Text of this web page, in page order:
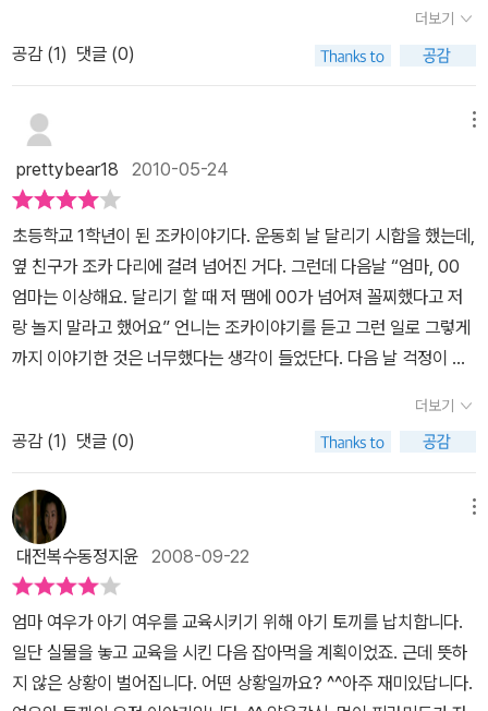
지 않습니다. 아무래도 아직 사냥이 서툴 테지요. 어미 여우가 이제껏
여러 ‘작은 들짐승’을 잡아서 저한테 고기(밥)를 내어주었을 텐데, ‘산
짝 마실을 다녀오기로 합니다. 어미 여우는 여러모로 할 일이 많거든
요. 새끼 여우가 새끼 토끼를 이래저래 다루다 보면 어느새 익숙해지
겠거니 여기면서 집을 비워요.엄마 토끼는 엉엉 울면서 집으로 돌아
왔어요. “그래, 다들 위험한 건 마찬가지야. 하지만 내 신세만큼 딱하
지는 않을 거야. 잠깐 한눈팔았다고 이런 끔찍한 일이 생기다니!” (15
쪽) 그런데 말이지요, 그림책 《도둑맞은 토끼》에서는 어미 여우가 생
각하지도 못하던 일이 생깁니다. 새끼 여우는 새끼 토끼를 잡아서 어
미처럼 ‘족치기’를 하고 싶은데 잘 안 되는데, 어느새 둘은 ‘잡기 놀
니다. 아니, 아이들은 모든 배움이 언제나 놀이예요. 놀면서 웃고, 놀
다가 배우고, 노는 사이에 노래하며, 노는 동안 무럭무럭 자라요.어느
새 둘은 깔깔거리며 잡기 놀이를 하고 있었어요. 그러다 떼굴떼굴 구
르기도 하고 … 그러다가 지쳐서 둘은 어깨동무를 하고 앉았어요. 그
때 엄마 여우가 산책을 마치고 돌아왔지요. “아니, 이게 어찌된 거야?
내가 헛것을 보고 있나? 내 아들이 토끼랑 친구처럼 앉아 있다니, 세
상에. 이런 창피한 일이 어디 있담!” (22∼25쪽) 어미 여우가 새끼
여우한테 토끼 사냥을 가르치려 할 즈음, 새끼를 잃은 어미 토끼는 어
떤 마음이 될까요? 어미 토끼는 살짝 한눈을 팔았다고 스스로 뉘우치
지만, 어미 토끼는 새끼 토끼가 먹을 밥을 챙기느라 새끼를 지켜보지
와 함께 여러 가지를헤아려 보게 만드는데... <도둑 맞은 토끼> 또한
예외는 아니여서 재미있는 내용과 그림들로 인해 우리아이가 신나게
즐겨 보게 만들기도 하지만,아기 여우와아기 토끼는 친구가 될 수 있
는 반면 어른 여우와 어른 토끼는 왜 친구가 될 수 없는지... 왜 밤에만
면... 어느 컴컴한 밤, 빨간 여우가 아기 토끼를 잡아가는 모습이 나온
다. 엄마 여우는 그 아기 토끼를 자신의 집으로 데리고 가서 이제껏 한
번도 토끼를 본 적 없는 아기 여우에게 보여 준다.'자, 이게 토끼란다.
우리 여우들은 토끼를 매우 좋아해. 배를 채울 수 있는 데다가 아주 맛
있기까지 하거든.'토끼를 잡아 먹는 여우, 잡아 먹히는 토끼... 여우와
토끼의 관계다. 그러니 엄마 여우는아기 여우에게 토끼의 모습을 설
명해 줘야 하기에 직접 토끼를 잡아 온 것이고, 또한잡는 방법을 설명
해 줘야 하겠지~^^. 그래야 커서 스스로 사냥을 할 터이니 말이다.어
랏! 그런데아기 여우는 토끼 귀를 잡아 사냥하는 방법을 터득하기 보
토끼가 달아나려 한걸 '나~ 잡아 봐라~~'라고 도망가면 쫓아가는 놀
이마냥 아기 여우와 아기 토끼는 신나게 잡기놀이를 한다. 그리곤 급
기야 친구가 되어서 뛰기 놀이, 데굴데굴 구르기 놀이, 높이 뛰기 시합
을 하고 노느라 정신이 없다.그런 모습을 본 엄마 여우의 반응은 어떨
까?'아니, 이게 어찌된 거야? 내가 헛것을 보고 있나? 내 아들이 토끼
랑 친구처럼 앉아 있다니. 세상에. 이런 창피한 일이 어디 있담!'먹거
리(?) 토끼랑 친구가 되버린 아기 여우가 한심하기 그지 없는 엄마 여
우. 내일이면 그 토끼를 잡아 먹는다는 말에 아기 여우는 아기 토끼를
더보기
공감 (1) 댓글 (0)
prettybear18 2010-05-24
초등학교 1학년이 된 조카이야기다. 운동회 날 달리기 시합을 했는데,
옆 친구가 조카 다리에 걸려 넘어진 거다. 그런데 다음날 “엄마, 00
엄마는 이상해요. 달리기 할 때 저 땜에 00가 넘어져 꼴찌했다고 저
랑 놀지 말라고 했어요” 언니는 조카이야기를 듣고 그런 일로 그렇게
까지 이야기한 것은 너무했다는 생각이 들었단다. 다음 날 걱정이 돼
가 같지 놀지 말라고 했지만. 저희는 몰래 친하게 지내기로 했어요. 오
늘도 같이 놀았는걸요~” 라고 답하더란다. 나름 같이 놀지 말라는 어
른의 말을 어기는 나름 멋진 반전이다 ^^. 어른들의 논리가 통하지 않
는 아이들만의 세계가 있기 때문에 반전 안에는 어른들보다 훌륭한
삶의 가치가 숨겨져 있기도 한 것 같다는 생각이 들었다. 때론 우리 삶
을 풍성하게 만드는 반전이 있다. 여기 아기토끼와 아기여우의 이야
기가 그렇다. 어느 날 아기 토끼가 엄마 여우에게 잡혀간다. 이 토끼의
용도는 바로 엄마 여우가 이제 세상을 막 배워가기 시작한 아기 여우
를 위한 창의적인 교구^^. 엄마 여우가 아기 토끼를 세워두고 아기여
우에게 이것저것 설명하는 장면, 아기 여우에게 토끼 귀를 잡는 방법
더보기
공감 (1) 댓글 (0)
대전복수동정지윤 2008-09-22
엄마 여우가 아기 여우를 교육시키기 위해 아기 토끼를 납치합니다.
일단 실물을 놓고 교육을 시킨 다음 잡아먹을 계획이었죠. 근데 뜻하
지 않은 상황이 벌어집니다. 어떤 상황일까요? ^^아주 재미있답니다.